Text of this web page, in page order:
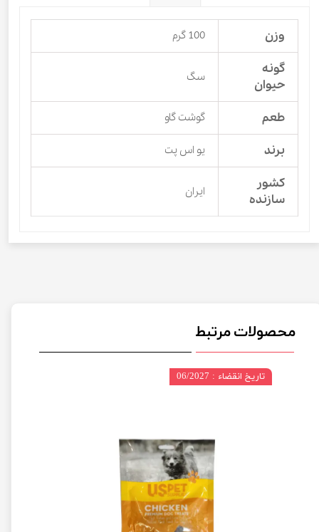
وزن 100 گرم
گونه
حیوان
سگ
طعم گوشت گاو
برند یو اس پت
کشور
سازنده
ایران
محصولات مرتبط
تاریخ انقضاء : 06/2027